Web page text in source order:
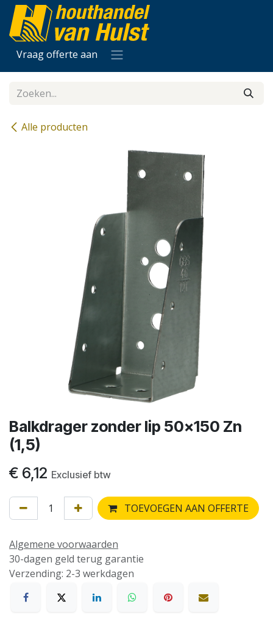
Overslaan naar inhoud
Vraag offerte aan
Alle producten
Balkdrager zonder lip 50x150 Zn
(1,5)
€ 6,12 Exclusief btw
TOEVOEGEN AAN OFFERTE
Algemene voorwaarden
30-dagen geld terug garantie
Verzending: 2-3 werkdagen